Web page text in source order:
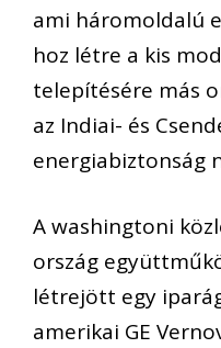
ami háromoldalú
hoz létre a kis
telepítésére más
az Indiai- és
energiabiztonság
A washingtoni
ország
létrejött egy
amerikai GE